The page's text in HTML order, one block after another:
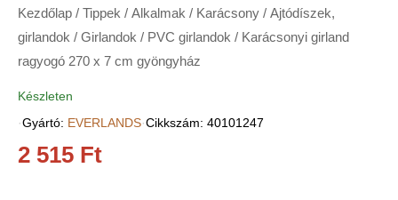
Kezdőlap / Tippek / Alkalmak / Karácsony / Ajtódíszek,
girlandok / Girlandok / PVC girlandok / Karácsonyi girland
ragyogó 270 x 7 cm gyöngyház
2 515 Ft
Készleten
·Gyártó: EVERLANDS·Cikkszám: 40101247